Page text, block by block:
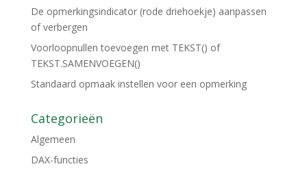
De opmerkingsindicator (rode driehoekje) aanpassen
of verbergen
Voorloopnullen toevoegen met TEKST() of
TEKST.SAMENVOEGEN()
Standaard opmaak instellen voor een opmerking
Categorieën
Algemeen
DAX-functies